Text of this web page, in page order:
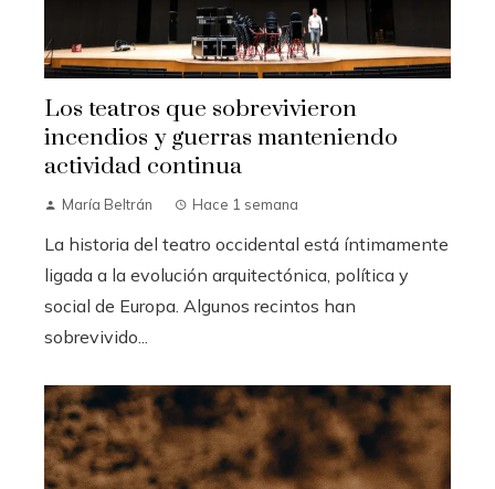
Los teatros que sobrevivieron
incendios y guerras manteniendo
actividad continua
María Beltrán Hace 1 semana
La historia del teatro occidental está íntimamente
ligada a la evolución arquitectónica, política y
social de Europa. Algunos recintos han
sobrevivido...